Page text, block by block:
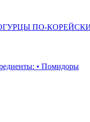
ПО-КОРЕЙСКИ
• Помидоры